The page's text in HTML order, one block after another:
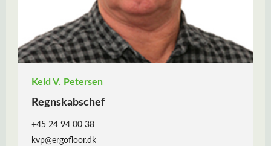
Keld V. Petersen
Regnskabschef
+45 24 94 00 38
kvp@ergofloor.dk